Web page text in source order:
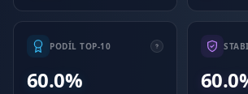
PODÍL TOP-10
60.0%